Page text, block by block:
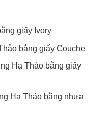
giấy Ivory
bằng giấy Couche
Hạ Thảo bằng giấy
Hạ Thảo bằng nhựa